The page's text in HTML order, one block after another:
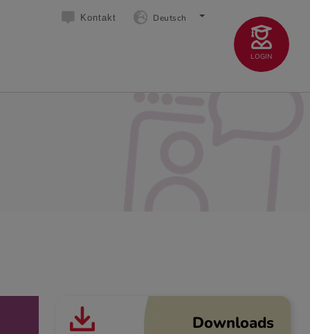
Kontakt Deutsch
LOGIN
Downloads